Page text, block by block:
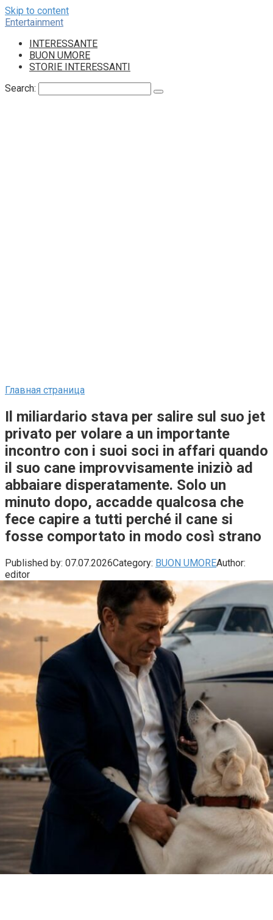
Skip to content
Entertainment
INTERESSANTE
BUON UMORE
STORIE INTERESSANTI
Search:
Главная страница
Il miliardario stava per salire sul suo jet
privato per volare a un importante
incontro con i suoi soci in affari quando
il suo cane improvvisamente iniziò ad
abbaiare disperatamente. Solo un
minuto dopo, accadde qualcosa che
fece capire a tutti perché il cane si
fosse comportato in modo così strano
Published by: 07.07.2026Category: BUON UMOREAuthor:
editor